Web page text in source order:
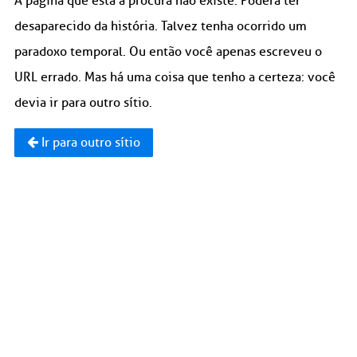
desaparecido da história. Talvez tenha ocorrido um
paradoxo temporal. Ou então você apenas escreveu o
URL errado. Mas há uma coisa que tenho a certeza: você
devia ir para outro sítio.
Ir para outro sítio